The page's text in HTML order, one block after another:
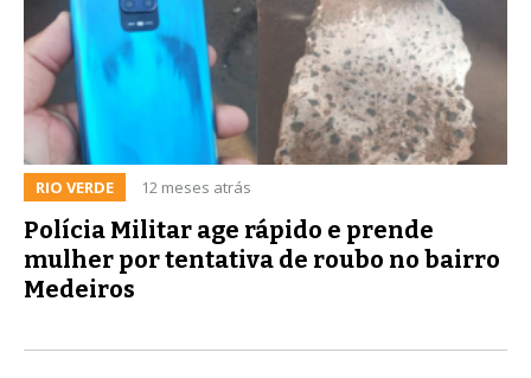
RIO VERDE 12 meses atrás
Polícia Militar age rápido e prende
mulher por tentativa de roubo no bairro
Medeiros